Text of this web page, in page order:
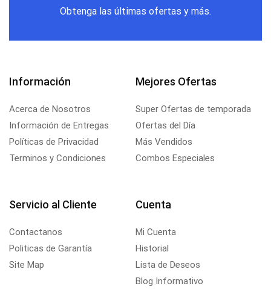
Obtenga las últimas ofertas y más.
Información
Acerca de Nosotros
Información de Entregas
Políticas de Privacidad
Terminos y Condiciones
Mejores Ofertas
Super Ofertas de temporada
Ofertas del Día
Más Vendidos
Combos Especiales
Servicio al Cliente
Contactanos
Politicas de Garantía
Site Map
Cuenta
Mi Cuenta
Historial
Lista de Deseos
Blog Informativo